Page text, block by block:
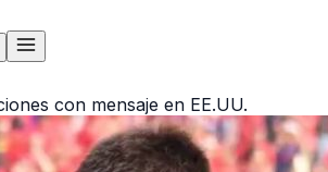
con mensaje en EE.UU.